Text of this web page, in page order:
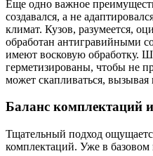
Еще одно важное
создавался, а не
климат. Кузов, разумеется,
обработан антигравийными
имеют восковую обработку.
герметизированы, чтобы не
может скапливаться, вызывая
Баланс комплектаций
Тщательный подход
комплектаций. Уже в базовом